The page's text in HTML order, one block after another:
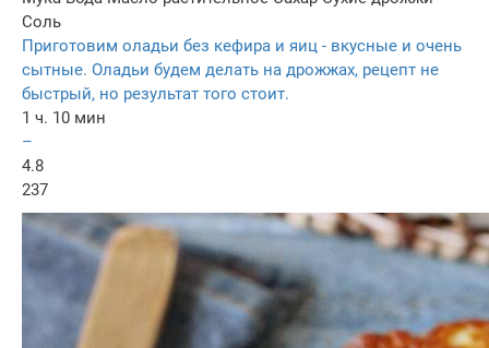
Соль
Приготовим оладьи без кефира и яиц - вкусные и очень
сытные. Оладьи будем делать на дрожжах, рецепт не
быстрый, но результат того стоит.
1 ч. 10 мин
–
4.8
237